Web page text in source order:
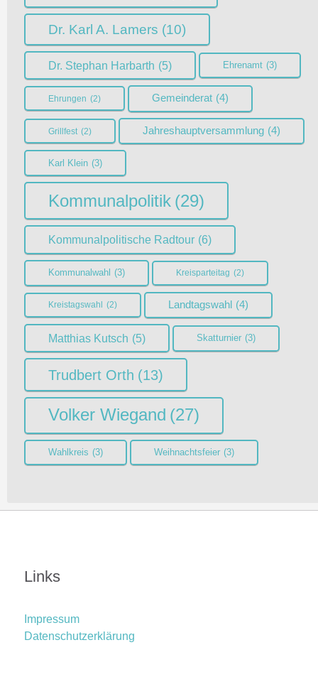
Dr. Karl A. Lamers (10)
Dr. Stephan Harbarth (5) Ehrenamt (3)
Ehrungen (2) Gemeinderat (4)
Grillfest (2) Jahreshauptversammlung (4)
Karl Klein (3)
Kommunalpolitik (29)
Kommunalpolitische Radtour (6)
Kommunalwahl (3) Kreisparteitag (2)
Kreistagswahl (2) Landtagswahl (4)
Matthias Kutsch (5) Skatturnier (3)
Trudbert Orth (13)
Volker Wiegand (27)
Wahlkreis (3) Weihnachtsfeier (3)
Links
Impressum
Datenschutzerklärung